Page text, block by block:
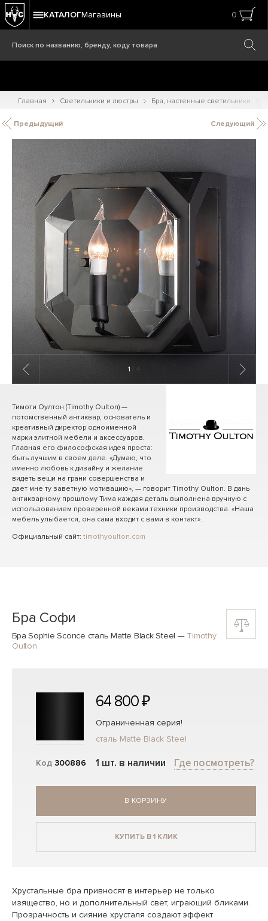
КАТАЛОГМагазины 0
Главная Светильники и люстры Бра, настенные светильники
Предыдущий Следующий
1 / 4
Тимоти Оултон (Timothy Oulton) —
потомственный антиквар, основатель и
креативный директор одноименной
марки элитной мебели и аксессуаров.
Главная его философская идея проста:
быть лучшим в своем деле. «Думаю, что
именно любовь к дизайну и желание
видеть вещи на грани совершенства и
дает мне ту заветную мотивацию», — говорит Timothy Oulton. В дань
антикварному прошлому Тима каждая деталь выполнена вручную с
использованием проверенной веками техники производства. «Наша
мебель улыбается, она сама входит с вами в контакт».
Официальный сайт: timothyoulton.com
Бра Софи
Бра Sophie Sconce сталь Matte Black Steel — Timothy
Oulton
Код 300886
64 800 ₽
Ограниченная серия!
сталь Matte Black Steel
1 шт. в наличии Где посмотреть?
В КОРЗИНУ
КУПИТЬ В 1 КЛИК
Хрустальные бра привносят в интерьер не только
изящество, но и дополнительный свет, играющий бликами.
Прозрачность и сияние хрусталя создают эффект